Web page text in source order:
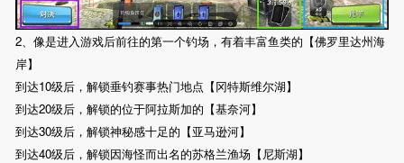
2、像是进入游戏后前往的第一个钓场，有着丰富鱼类的【佛罗里达州海
岸】
到达10级后，解锁垂钓赛事热门地点【冈特斯维尔湖】
到达20级后，解锁的位于阿拉斯加的【基奈河】
到达30级后，解锁神秘感十足的【亚马逊河】
到达40级后，解锁因海怪而出名的苏格兰渔场【尼斯湖】